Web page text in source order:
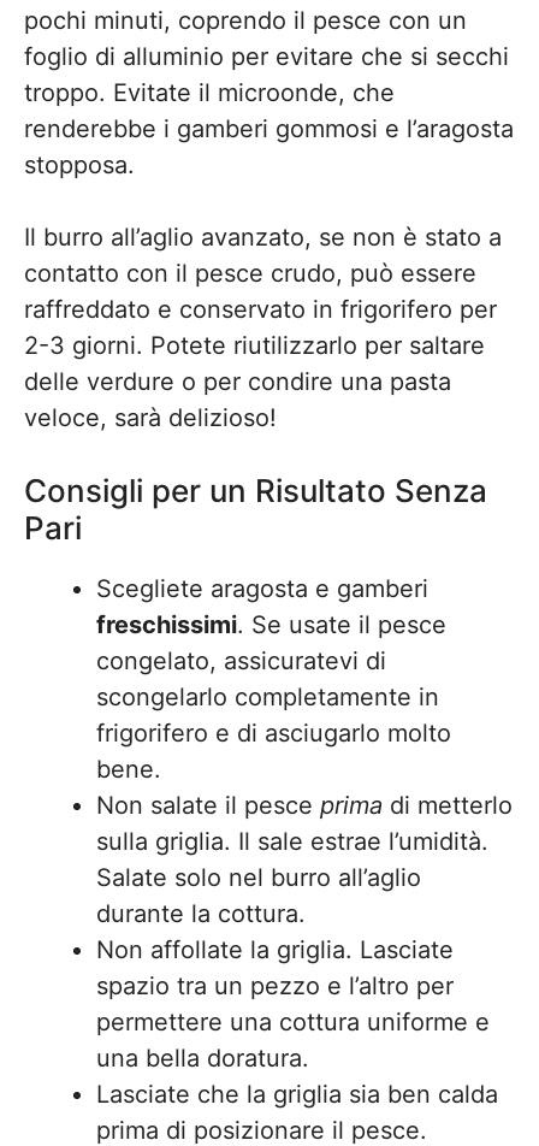
pochi minuti, coprendo il pesce con un
foglio di alluminio per evitare che si secchi
troppo. Evitate il microonde, che
renderebbe i gamberi gommosi e l’aragosta
stopposa.
Il burro all’aglio avanzato, se non è stato a
contatto con il pesce crudo, può essere
raffreddato e conservato in frigorifero per
2-3 giorni. Potete riutilizzarlo per saltare
delle verdure o per condire una pasta
veloce, sarà delizioso!
Consigli per un Risultato Senza
Pari
Scegliete aragosta e gamberi
freschissimi. Se usate il pesce
congelato, assicuratevi di
scongelarlo completamente in
frigorifero e di asciugarlo molto
bene.
Non salate il pesce prima di metterlo
sulla griglia. Il sale estrae l’umidità.
Salate solo nel burro all’aglio
durante la cottura.
Non affollate la griglia. Lasciate
spazio tra un pezzo e l’altro per
permettere una cottura uniforme e
una bella doratura.
Lasciate che la griglia sia ben calda
prima di posizionare il pesce.